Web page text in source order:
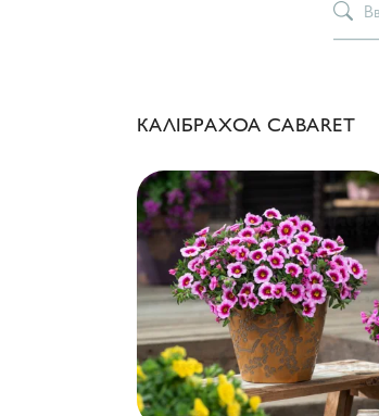
КАЛІБРАХОА CABARET